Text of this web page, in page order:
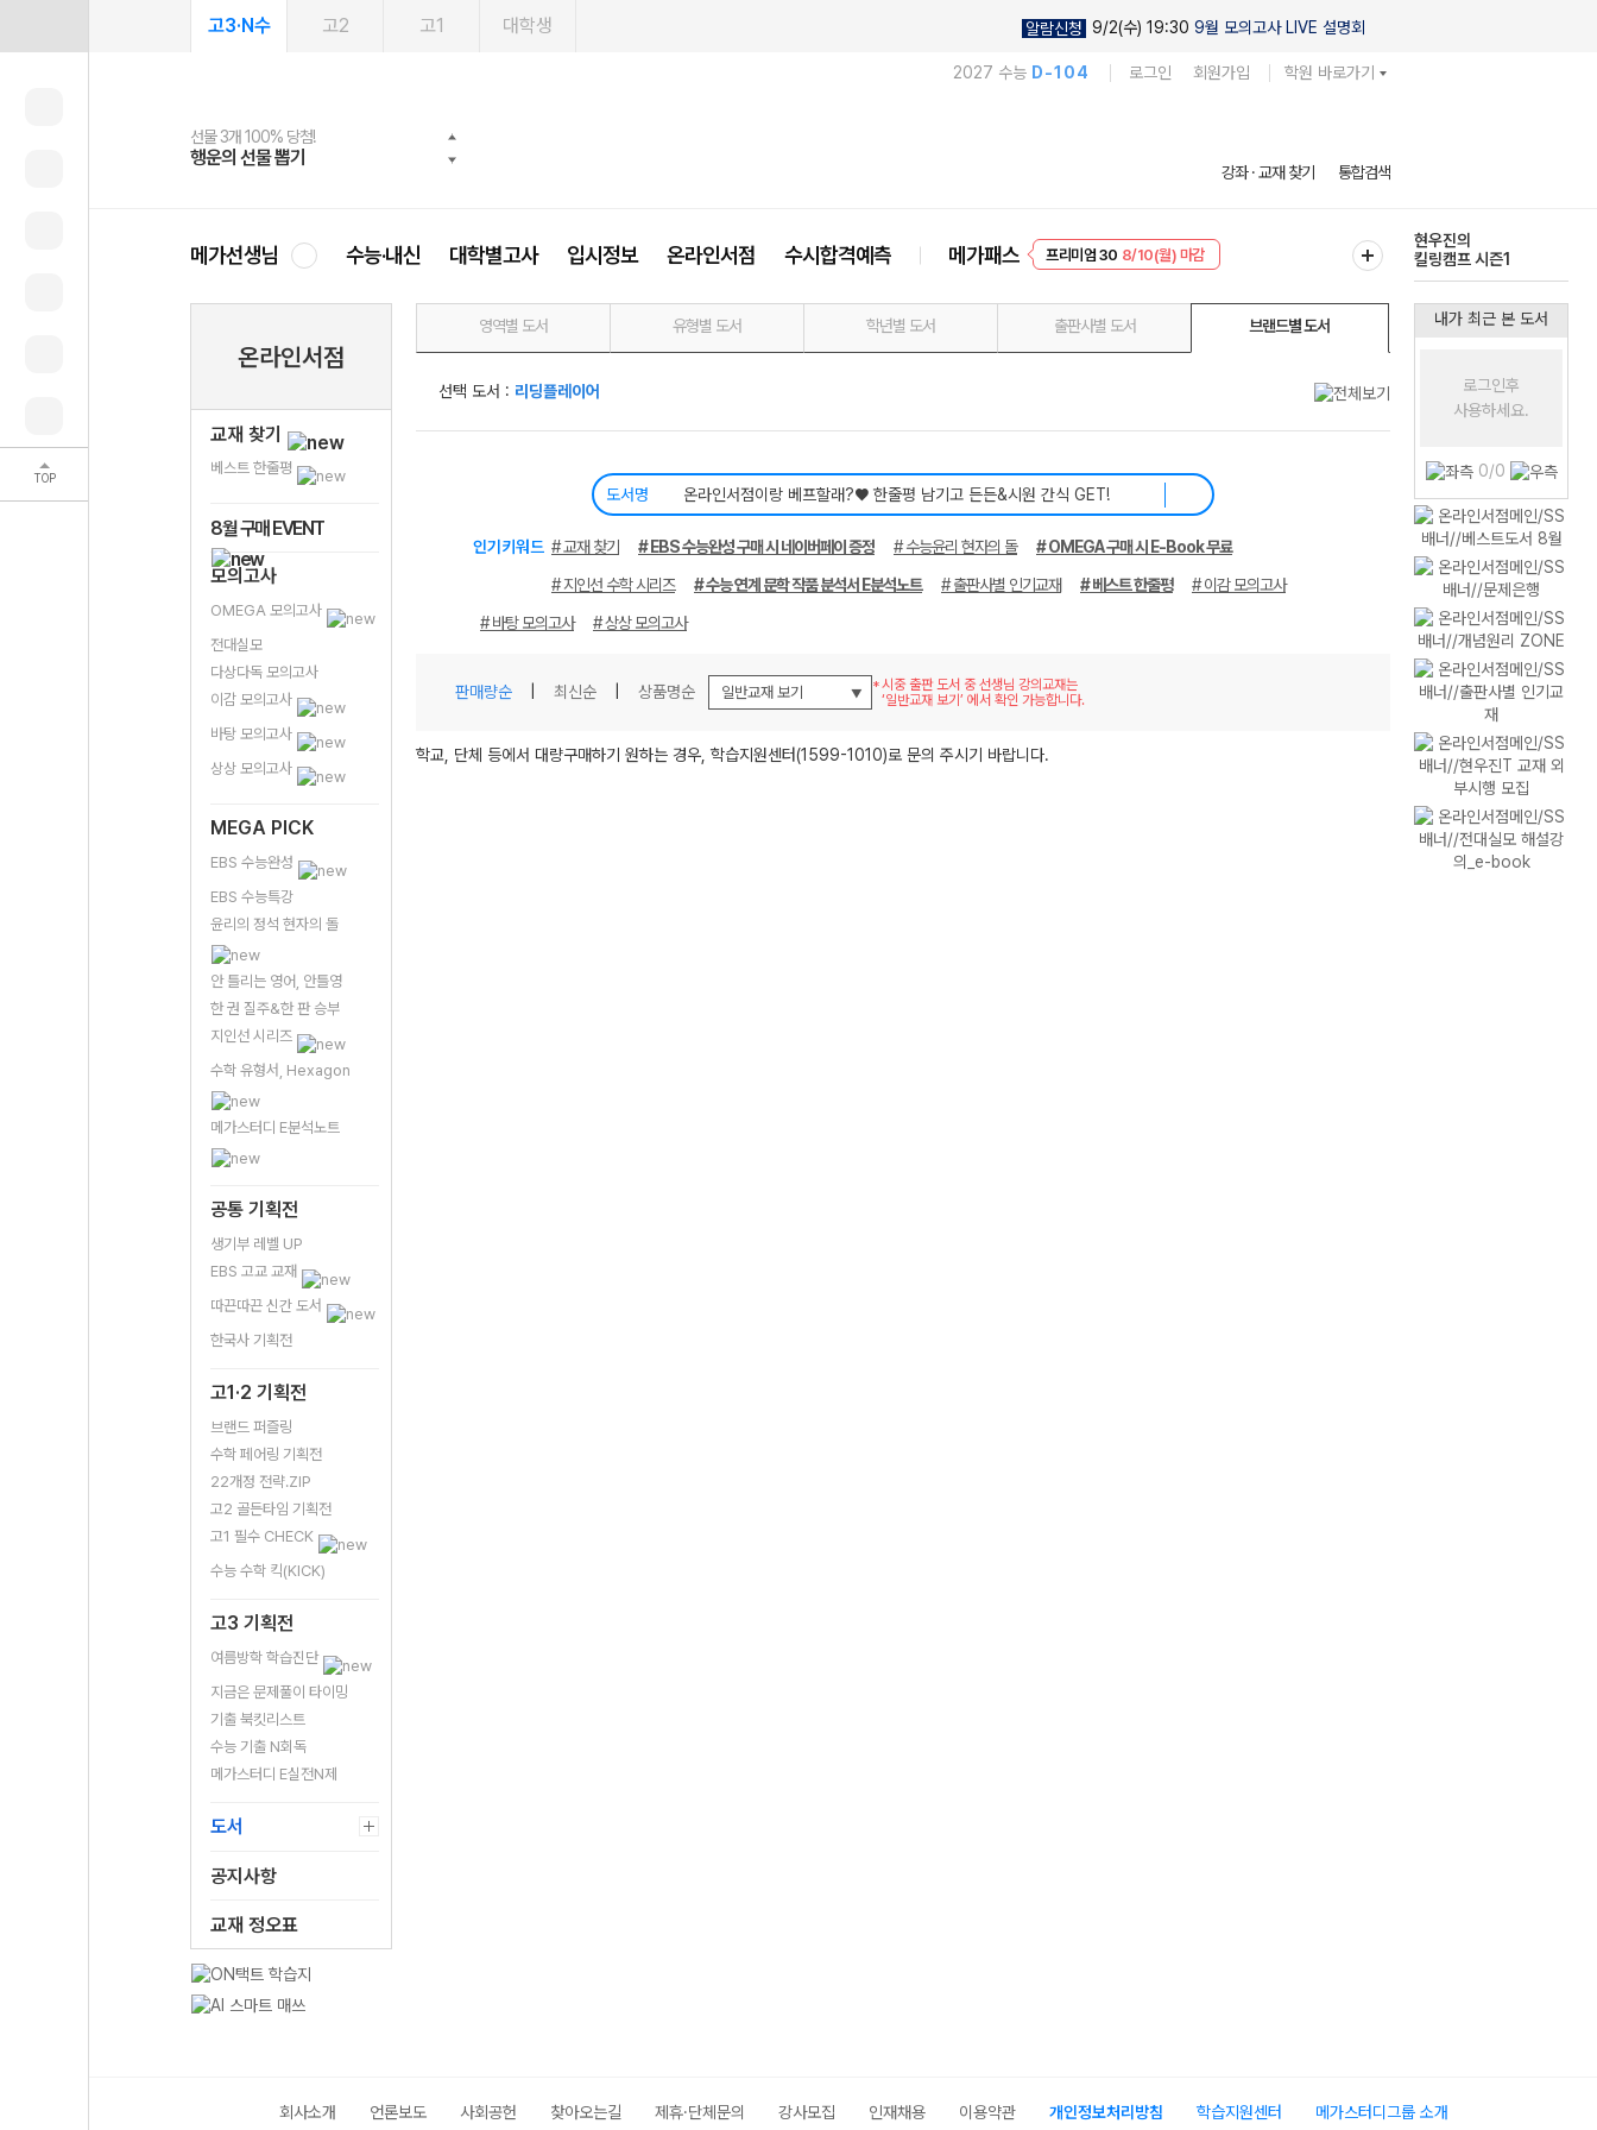
TOP
고3·N수 고2 고1 대학생 알람신청 9/2(수) 19:30 9월 모의고사 LIVE 설명회
2027 수능 D-104 로그인 회원가입 학원 바로가기
메가스터디
선물 3개 100% 당첨!
행운의 선물 뽑기
선물 100% 증정!
메가스터디 X 올리브
여름방학 스터디 캐시백
메가런 썸머스쿨
2027 러셀 단과
강사 공개선발
스마트러닝앱
설문 EVENT
메가패스
3일 무료 체험권
메가패스 수강생 무료혜택!
메가클럽 멤버십
사회공헌 캠페인
희망이룸 메가나눔
강좌 · 교재 찾기 통합검색
메가선생님 수능·내신 대학별고사 입시정보 온라인서점 수시합격예측 메가패스
프리미엄 30 8/10(월) 마감
현우진의
킬링캠프 시즌1
온라인서점
교재 찾기
베스트 한줄평
8월 구매 EVENT
모의고사
OMEGA 모의고사
전대실모
다상다독 모의고사
이감 모의고사
바탕 모의고사
상상 모의고사
MEGA PICK
EBS 수능완성
EBS 수능특강
윤리의 정석 현자의 돌
안 틀리는 영어, 안틀영
한 권 질주&한 판 승부
지인선 시리즈
수학 유형서, Hexagon
메가스터디 E분석노트
공통 기획전
생기부 레벨 UP
EBS 고교 교재
따끈따끈 신간 도서
한국사 기획전
고1·2 기획전
브랜드 퍼즐링
수학 페어링 기획전
22개정 전략.ZIP
고2 골든타임 기획전
고1 필수 CHECK
수능 수학 킥(KICK)
고3 기획전
여름방학 학습진단
지금은 문제풀이 타이밍
기출 북킷리스트
수능 기출 N회독
메가스터디 E실전N제
도서
공지사항
교재 정오표
영역별 도서 유형별 도서 학년별 도서 출판사별 도서 브랜드별 도서
선택 도서 : 리딩플레이어
도서명
인기키워드 # 교재 찾기 # EBS 수능완성 구매 시 네이버페이 증정 # 수능윤리 현자의 돌
# OMEGA 구매 시 E-Book 무료
# 지인선 수학 시리즈
# 수능 연계 문학 작품 분석서 E분석노트 # 출판사별 인기교재 # 베스트 한줄평
# 이감 모의고사
# 바탕 모의고사
# 상상 모의고사
판매량순 최신순 상품명순
시중 출판 도서 중 선생님 강의교재는
‘일반교재 보기’ 에서 확인 가능합니다.
학교, 단체 등에서 대량구매하기 원하는 경우, 학습지원센터(1599-1010)로 문의 주시기 바랍니다.
내가 최근 본 도서
로그인후
사용하세요.
0/0
회사소개 언론보도 사회공헌 찾아오는길 제휴·단체문의 강사모집 인재채용 이용약관 개인정보처리방침 학습지원센터 메가스터디그룹 소개